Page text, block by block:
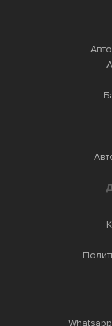
Whatsapp